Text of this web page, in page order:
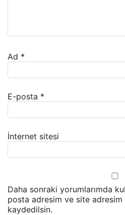
Ad *
E-posta *
İnternet sitesi
Daha sonraki yorumlarımda
posta adresim ve site adresim
kaydedilsin.